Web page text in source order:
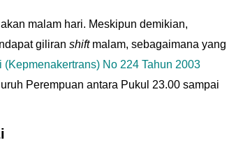
malam hari. Meskipun demikian,
giliran shiftmalam, sebagaimana yang
No 224 Tahun 2003
Perempuan antara Pukul 23.00 sampai